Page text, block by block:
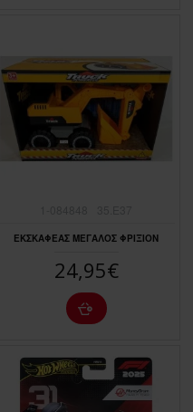
ΕΚΣΚΑΦΕΑΣ ΜΕΓΑΛΟΣ ΦΡΙΞΙΟΝ
24,95€